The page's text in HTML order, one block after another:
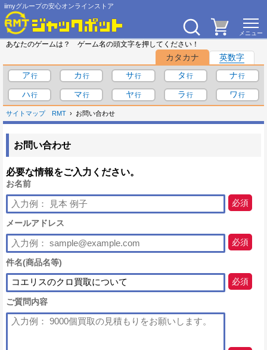
iimyグループの安心オンラインストア
あなたのゲームは？ ゲーム名の頭文字を押してください！
カタカナ
英数字
ア
カ サ タ
ナ
ハ
マ ヤ ラ ワ
サイトマップ RMT お問い合わせ
お問い合わせ
必要な情報をご入力ください。
お名前
必須
メールアドレス
必須
件名(商品名等)
必須
ご質問内容